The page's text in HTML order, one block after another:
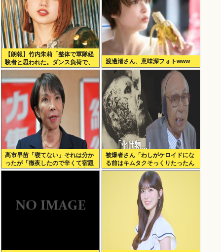
【朗報】竹内朱莉「整体で軍隊経
験者と思われた。ダンス負荷で、
私の骨と筋肉はもうグチャグチャ
になってい
渡邊渚さん、意味深フォトwww
高市早苗「寝てない」それは分か
ったが「徹夜したので辛くて宿題
やってません」って言う奴高市早
被爆者さん「わしがケロイドにな
る前はキムタクそっくりたったん
じゃ」ハードなギャグをかます